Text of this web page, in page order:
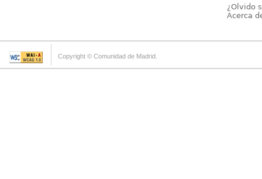
¿Olvido
Acerca
Copyright © Comunidad de Madrid.